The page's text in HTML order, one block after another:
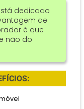
dedicado
de
é que
e não do